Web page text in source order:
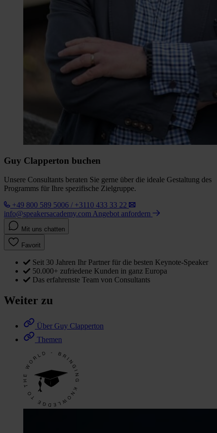
Guy Clapperton buchen
Unsere Consultants beraten Sie gerne über die ideale Gestaltung des
Programms für Ihre spezifische Zielgruppe.
+49 800 589 5006 / +3110 433 33 22
info@speakersacademy.com Angebot anfordern
Mit uns chatten
Favorit
Seit 30 Jahren Ihr Partner für die besten Keynote-Speaker
50.000+ zufriedene Kunden in ganz Europa
Das erfahrenste Team von Consultants
Weiter zu
Über Guy Clapperton
Themen